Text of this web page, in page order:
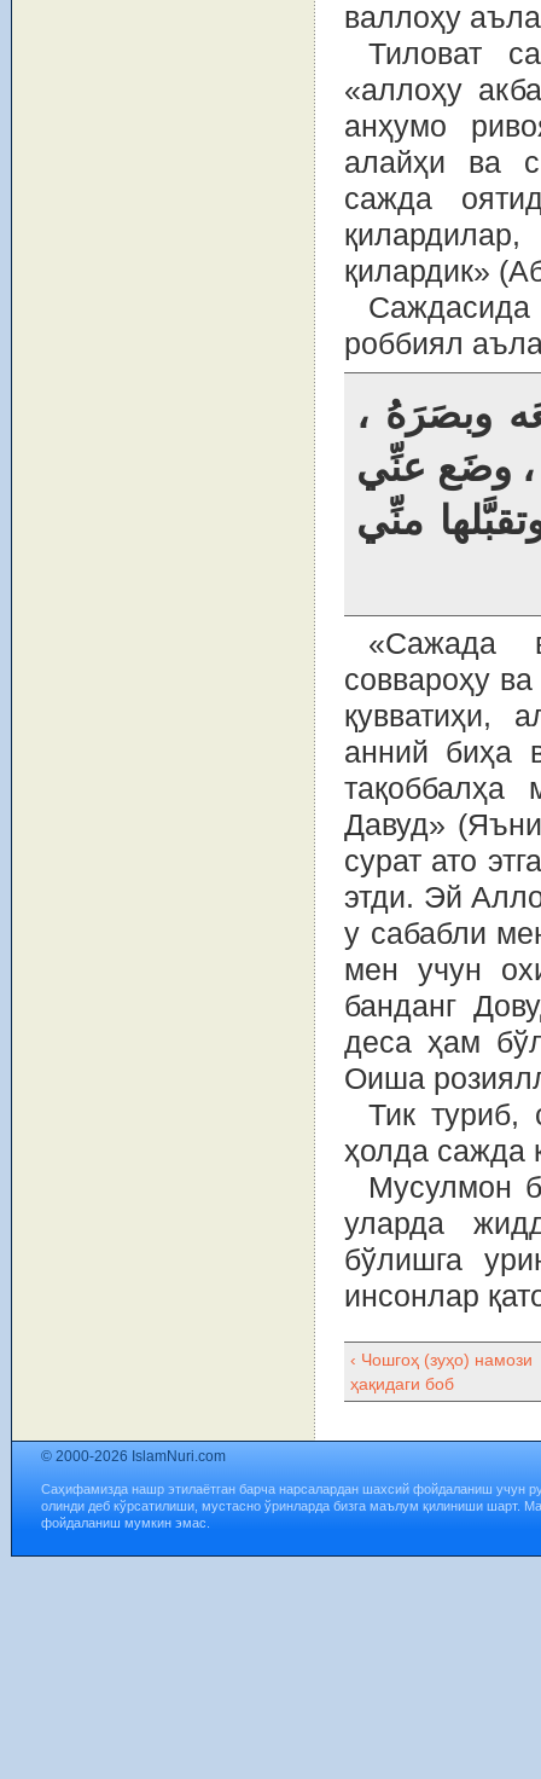
валлоҳу
Тиловат
«аллоҳу
анҳумо
алайҳи ва
сажда
қилардик»
роббиял
وبصَرَهُ ،
، وضَع عنِّي
منِّي
«Сажада
соввароҳу
қувватиҳи,
анний биҳа
тақоббалҳа
Давуд»
сурат ато
этди. Эй
у сабабли
мен учун
банданг
деса ҳам
Оиша
Тик туриб,
ҳолда сажда
Мусулмон
уларда
бўлишга
инсонлар
‹ Чошгоҳ (зуҳо) намози
ҳақидаги боб
© 2000-2026 IslamNuri.com
Саҳифамизда нашр этилаётган барча нарсалардан шахсий фойдаланиш учун
олинди деб кўрсатилиши, мустасно ўринларда бизга маълум қилиниши шарт.
фойдаланиш мумкин эмас.